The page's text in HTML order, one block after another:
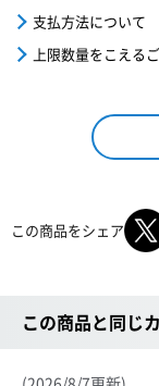
支払方法について
上限数量をこえる
この商品をシェア
この商品と同じ